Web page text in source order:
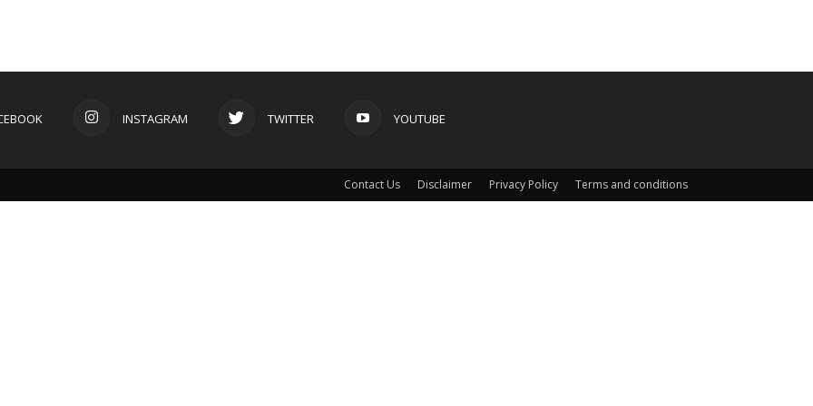
INSTAGRAM TWITTER YOUTUBE
Contact Us Disclaimer Privacy Policy Terms and conditions